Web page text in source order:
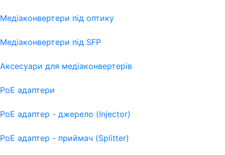
Медіаконвертери під оптику
Медіаконвертери під SFP
Аксесуари для медіаконвертерів
PoE адаптери
PoE адаптер - джерело (Injector)
PoE адаптер - приймач (Splitter)